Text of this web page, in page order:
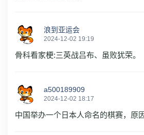
浪到亚运会
2024-12-02 19:19
骨科看家梗:三英战吕布、虽败犹荣。
a500189909
2024-12-02 18:17
中国举办一个日本人命名的棋赛，原